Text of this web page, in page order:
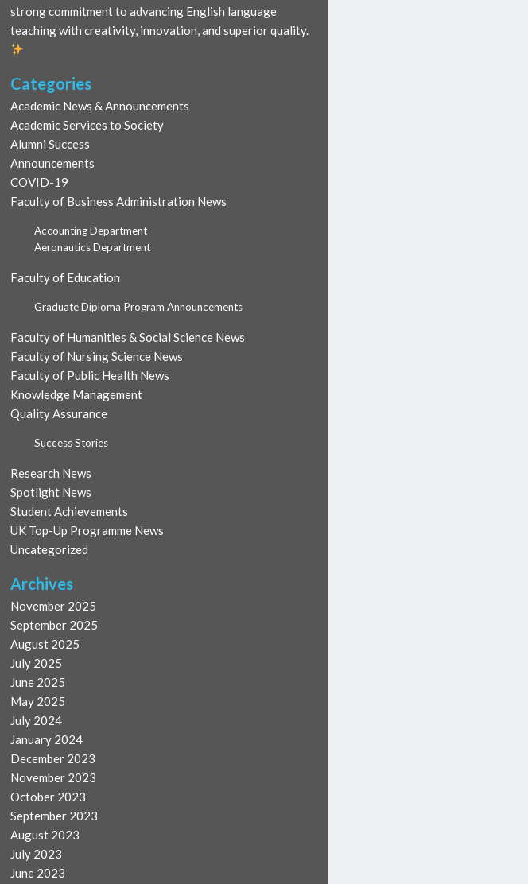
strong commitment to advancing English language
teaching with creativity, innovation, and superior quality.
Categories
Academic News & Announcements
Academic Services to Society
Alumni Success
Announcements
COVID-19
Faculty of Business Administration News
Accounting Department
Aeronautics Department
Faculty of Education
Graduate Diploma Program Announcements
Faculty of Humanities & Social Science News
Faculty of Nursing Science News
Faculty of Public Health News
Knowledge Management
Quality Assurance
Success Stories
Research News
Spotlight News
Student Achievements
UK Top-Up Programme News
Uncategorized
Archives
November 2025
September 2025
August 2025
July 2025
June 2025
May 2025
July 2024
January 2024
December 2023
November 2023
October 2023
September 2023
August 2023
July 2023
June 2023